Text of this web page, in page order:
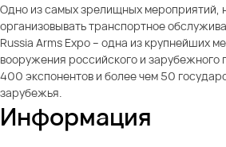
Одно из самых зрелищных мероприятий,
организовывать транспортное
Russia Arms Expo – одна из крупнейших
вооружения российского и зарубежного
400 экспонентов и более чем 50
зарубежья.
Информация